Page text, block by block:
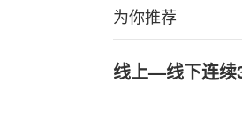
为你推荐
线上—线下连续